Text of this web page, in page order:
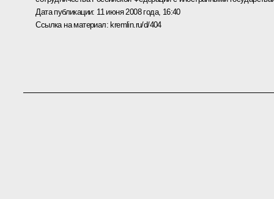
Дата публикации: 11 июня 2008 года, 16:40
Ссылка на материал:kremlin.ru/d/404